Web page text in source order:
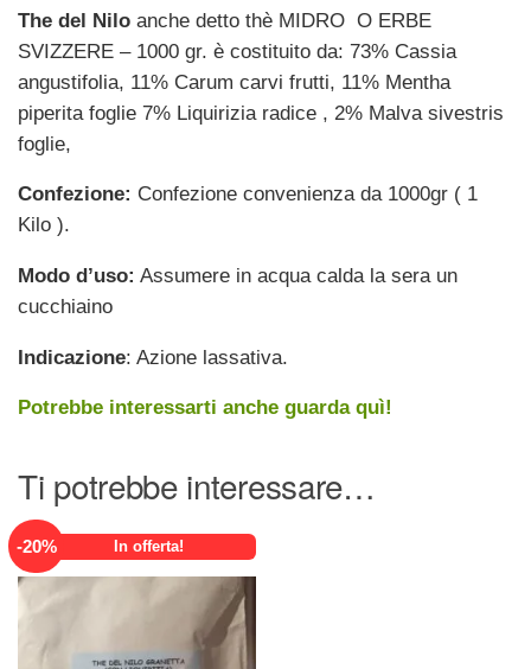
The del Nilo anche detto thè MIDRO O ERBE
SVIZZERE – 1000 gr. è costituito da: 73% Cassia
angustifolia, 11% Carum carvi frutti, 11% Mentha
piperita foglie 7% Liquirizia radice , 2% Malva sivestris
foglie,
Confezione: Confezione convenienza da 1000gr ( 1
Kilo ).
Modo d’uso: Assumere in acqua calda la sera un
cucchiaino
Indicazione: Azione lassativa.
Potrebbe interessarti anche guarda quì!
Ti potrebbe interessare…
-20% In offerta!